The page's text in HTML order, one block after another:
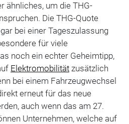
ähnliches, um die THG-
Die THG-Quote
bei einer Tageszulassung
für viele
noch ein echter Geheimtipp,
Elektromobilitätzusätzlich
bei einem Fahrzeugwechsel
erneut für das neue
auch wenn das am 27.
Unternehmen, welche auf